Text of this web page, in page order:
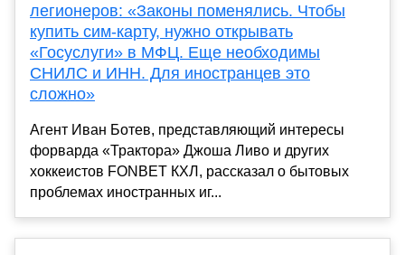
легионеров: «Законы поменялись. Чтобы
купить сим-карту, нужно открывать
«Госуслуги» в МФЦ. Еще необходимы
СНИЛС и ИНН. Для иностранцев это
сложно»
Агент Иван Ботев, представляющий интересы
форварда «Трактора» Джоша Ливо и других
хоккеистов FONBET КХЛ, рассказал о бытовых
проблемах иностранных иг...